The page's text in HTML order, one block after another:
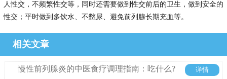
人性交，不频繁性交等，同时还需要做到性交前后的卫生，做到安全的
性交；平时做到多饮水、不憋尿、避免前列腺长期充血等。
相关文章
慢性前列腺炎的中医食疗调理指南：吃什么?
详情